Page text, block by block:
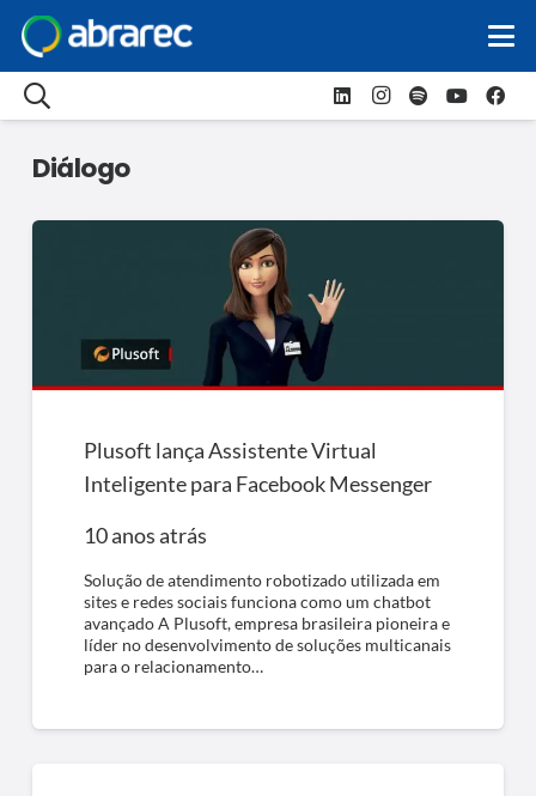
Diálogo
Plusoft lança Assistente Virtual
Inteligente para Facebook Messenger
10 anos atrás
Solução de atendimento robotizado utilizada em
sites e redes sociais funciona como um chatbot
avançado A Plusoft, empresa brasileira pioneira e
líder no desenvolvimento de soluções multicanais
para o relacionamento…